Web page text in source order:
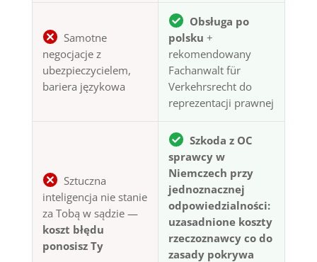
Samotne
negocjacje z
ubezpieczycielem,
bariera językowa
Obsługa po
polsku +
rekomendowany
Fachanwalt für
Verkehrsrecht do
reprezentacji prawnej
Sztuczna
inteligencja nie stanie
za Tobą w sądzie —
koszt błędu
ponosisz Ty
Szkoda z OC
sprawcy w
Niemczech przy
jednoznacznej
odpowiedzialności:
uzasadnione koszty
rzeczoznawcy co do
zasady pokrywa